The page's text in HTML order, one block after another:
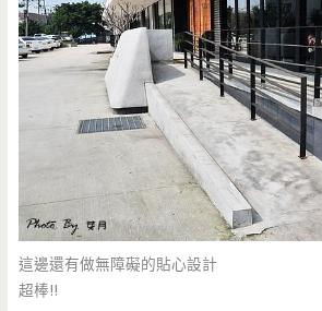
這邊還有做無障礙的貼心設計
超棒!!